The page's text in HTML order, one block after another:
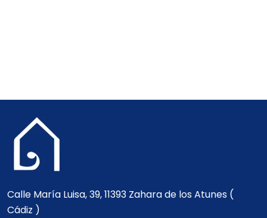
Calle María Luisa, 39, 11393 Zahara de los Atunes (
Cádiz )